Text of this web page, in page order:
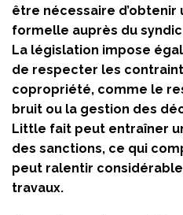
être nécessaire d’obtenir
formelle auprès du
La législation impose
de respecter les
copropriété, comme le
bruit ou la gestion des
Little fait peut entraîner
des sanctions, ce qui
peut ralentir
travaux.